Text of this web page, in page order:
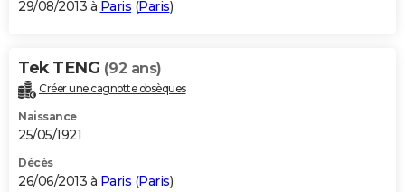
29/08/2013 à Paris (Paris)
Tek TENG (92 ans)
Créer une cagnotte obsèques
Naissance
25/05/1921
Décès
26/06/2013 à Paris (Paris)